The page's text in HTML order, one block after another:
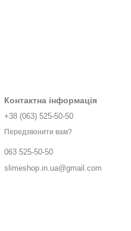
Контактна інформація
+38 (063) 525-50-50
Передзвонити вам?
063 525-50-50
slimeshop.in.ua@gmail.com